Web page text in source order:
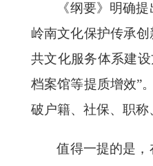
《纲要》明确提
岭南文化保护传承
共文化服务体系建
档案馆等提质增效”
破户籍、社保、职称
值得一提的是